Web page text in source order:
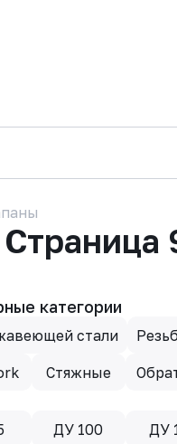
категории
стали
Стяжные
ДУ 100 ДУ